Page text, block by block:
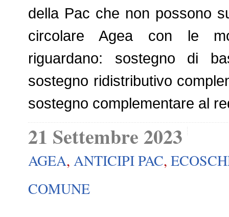
della Pac che non possono
circolare Agea con le
riguardano: sostegno di
sostegno ridistributivo
sostegno complementare al
21 Settembre 2023
AGEA, ANTICIPI PAC,
COMUNE